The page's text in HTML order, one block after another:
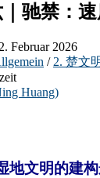
｜驰禁：
Februar 2026
/ 2. 楚文
Huang)
文明的建构